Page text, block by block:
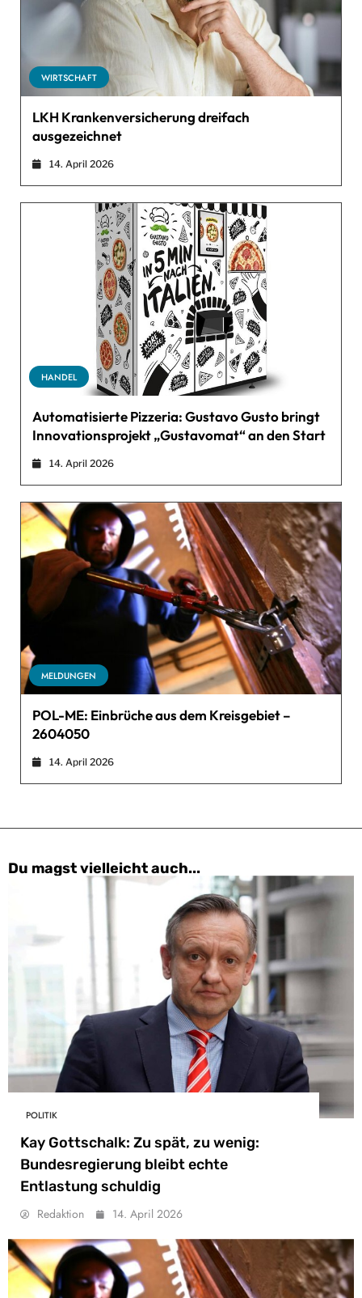
WIRTSCHAFT
LKH Krankenversicherung dreifach
ausgezeichnet
14. April 2026
HANDEL
Automatisierte Pizzeria: Gustavo Gusto bringt
Innovationsprojekt „Gustavomat“ an den Start
14. April 2026
MELDUNGEN
POL-ME: Einbrüche aus dem Kreisgebiet –
2604050
14. April 2026
Du magst vielleicht auch...
POLITIK
Kay Gottschalk: Zu spät, zu wenig:
Bundesregierung bleibt echte
Entlastung schuldig
Redaktion 14. April 2026